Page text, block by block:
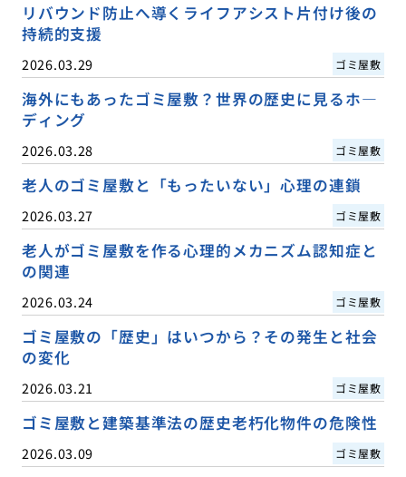
リバウンド防止へ導くライフアシスト片付け後の
持続的支援
2026.03.29 ゴミ屋敷
海外にもあったゴミ屋敷？世界の歴史に見るホ―
ディング
2026.03.28 ゴミ屋敷
老人のゴミ屋敷と「もったいない」心理の連鎖
2026.03.27 ゴミ屋敷
老人がゴミ屋敷を作る心理的メカニズム認知症と
の関連
2026.03.24 ゴミ屋敷
ゴミ屋敷の「歴史」はいつから？その発生と社会
の変化
2026.03.21 ゴミ屋敷
ゴミ屋敷と建築基準法の歴史老朽化物件の危険性
2026.03.09 ゴミ屋敷